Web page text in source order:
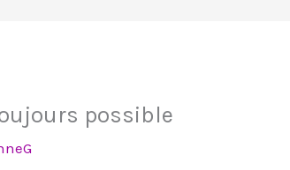
possible